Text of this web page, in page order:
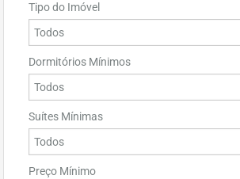
Tipo do Imóvel
Dormitórios Mínimos
Suítes Mínimas
Preço Mínimo